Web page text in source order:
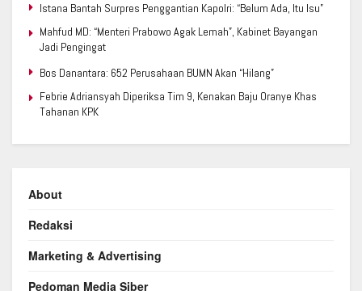
Istana Bantah Surpres Penggantian Kapolri: “Belum Ada, Itu Isu”
Mahfud MD: “Menteri Prabowo Agak Lemah”, Kabinet Bayangan
Jadi Pengingat
Bos Danantara: 652 Perusahaan BUMN Akan “Hilang”
Febrie Adriansyah Diperiksa Tim 9, Kenakan Baju Oranye Khas
Tahanan KPK
About
Redaksi
Marketing & Advertising
Pedoman Media Siber